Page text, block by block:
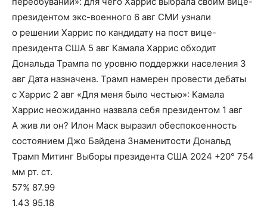
президентом экс-военного 6 авг СМИ узнали
о решении Харрис по кандидату на пост вице-
президента США 5 авг Камала Харрис обходит
Дональда Трампа по уровню поддержки населения 3
авг Дата назначена. Трамп намерен провести дебаты
с Харрис 2 авг «Для меня было честью»: Камала
Харрис неожиданно назвала себя президентом 1 авг
А жив ли он? Илон Маск выразил обеспокоенность
состоянием Джо Байдена Знаменитости Дональд
Трамп Митинг Выборы президента США 2024 +20° 754
мм рт. ст.
57% 87.99
1.43 95.18